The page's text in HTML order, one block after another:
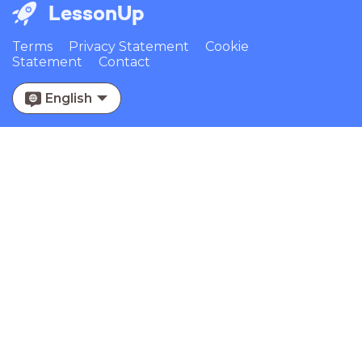
LessonUp
Terms Privacy Statement
Cookie
Statement
Contact
English